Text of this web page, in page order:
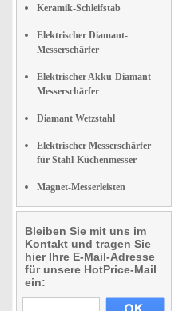
Keramik-Schleifstab
Elektrischer Diamant-
Messerschärfer
Elektrischer Akku-Diamant-
Messerschärfer
Diamant Wetzstahl
Elektrischer Messerschärfer
für Stahl-Küchenmesser
Magnet-Messerleisten
Bleiben Sie mit uns im
Kontakt und tragen Sie
hier Ihre E-Mail-Adresse
für unsere HotPrice-Mail
ein: